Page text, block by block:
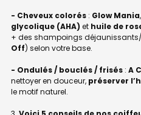
- Cheveux colorés : Glow Mania
glycolique (AHA) et huile de
+ des shampoings
Off) selon votre base.
- Ondulés / bouclés / frisés : A
nettoyer en douceur, préserver
le motif naturel.